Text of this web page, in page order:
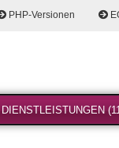
PHP-Versionen
DIENSTLEISTUNGEN